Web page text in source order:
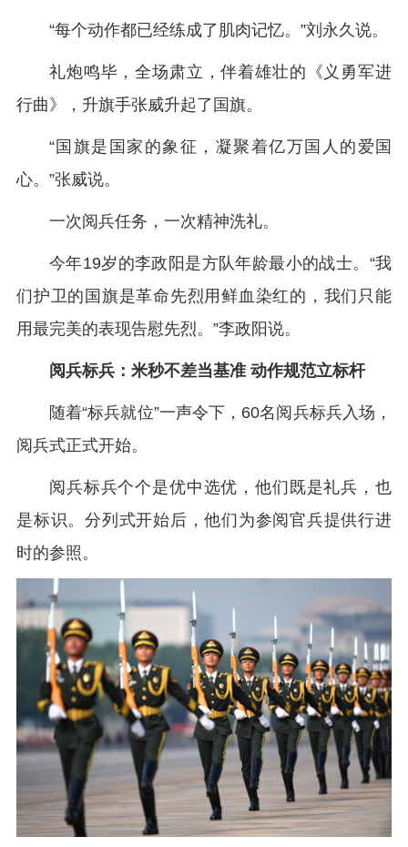
“每个动作都已经练成了肌肉记忆。”刘永久说。
礼炮鸣毕，全场肃立，伴着雄壮的《义勇军进
行曲》，升旗手张威升起了国旗。
“国旗是国家的象征，凝聚着亿万国人的爱国
心。”张威说。
一次阅兵任务，一次精神洗礼。
今年19岁的李政阳是方队年龄最小的战士。“我
们护卫的国旗是革命先烈用鲜血染红的，我们只能
用最完美的表现告慰先烈。”李政阳说。
阅兵标兵：米秒不差当基准 动作规范立标杆
随着“标兵就位”一声令下，60名阅兵标兵入场，
阅兵式正式开始。
阅兵标兵个个是优中选优，他们既是礼兵，也
是标识。分列式开始后，他们为参阅官兵提供行进
时的参照。